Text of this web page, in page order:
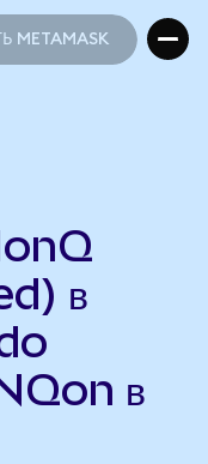
METAMASK
в
в